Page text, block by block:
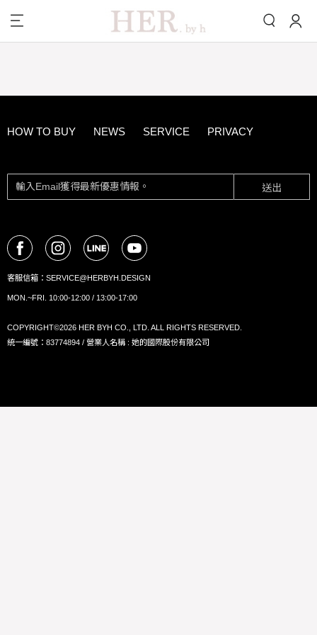
HOW TO BUY NEWS SERVICE PRIVACY
送出
客服信箱： SERVICE@HERBYH.DESIGN
MON.~FRI. 10:00-12:00 / 13:00-17:00
COPYRIGHT©2026 HER BYH CO., LTD. ALL RIGHTS RESERVED.
統一編號：83774894 / 營業人名稱 : 她的國際股份有限公司